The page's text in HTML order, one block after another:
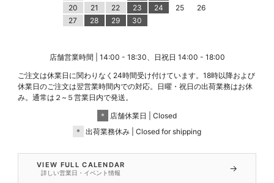
20
21 22 23 24 25
26
27
28 29 30
店舗営業時間 | 14:00 - 18:30、日祝日 14:00 - 18:00
ご注文は休業日に関わりなく24時間受け付けています。18時以降および
休業日のご注文は翌営業時間内での対応。日曜・祝日の出荷業務はお休
み。通常は２~５営業日内で発送。
＊
店舗休業日 | Closed
＊
出荷業務休み | Closed for shipping
VIEW FULL CALENDAR
詳しい営業日・イベント情報 →